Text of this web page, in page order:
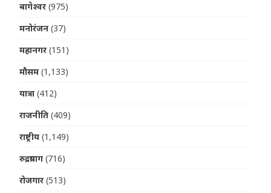
बागेश्वर (975)
मनोरंजन (37)
महानगर (151)
मौसम (1,133)
यात्रा (412)
राजनीति (409)
राष्ट्रीय (1,149)
रुद्रप्रयाग (716)
रोजगार (513)